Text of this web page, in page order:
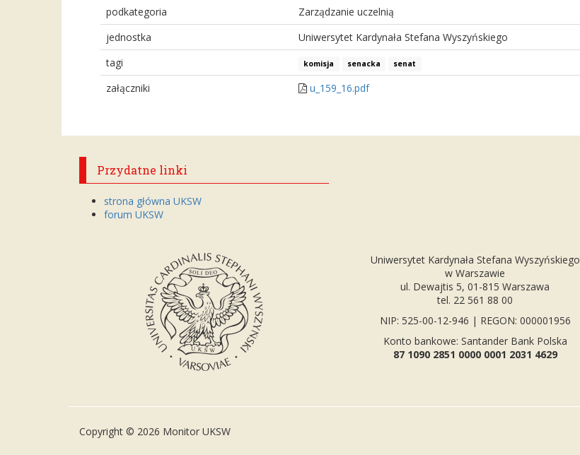
podkategoria
Zarządzanie uczelnią
jednostka
Uniwersytet Kardynała Stefana Wyszyńskiego
tagi
komisja senacka senat
załączniki u_159_16.pdf
Przydatne linki
strona główna UKSW
forum UKSW
Uniwersytet Kardynała Stefana Wyszyńskiego
w Warszawie
ul. Dewajtis 5, 01-815 Warszawa
tel. 22 561 88 00
NIP: 525-00-12-946 | REGON: 000001956
Konto bankowe: Santander Bank Polska
87 1090 2851 0000 0001 2031 4629
Copyright © 2026 Monitor UKSW